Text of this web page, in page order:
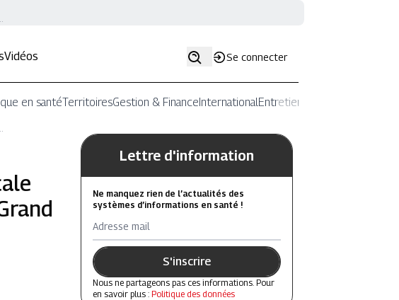
Vidéos Se connecter
en santéTerritoiresGestion & FinanceInternationalEntretiens
Lettre d'information
Ne manquez rien de l’actualités des
systèmes d’informations en santé !
Adresse mail
S'inscrire
Nous ne partageons pas ces informations. Pour
en savoir plus : Politique des données